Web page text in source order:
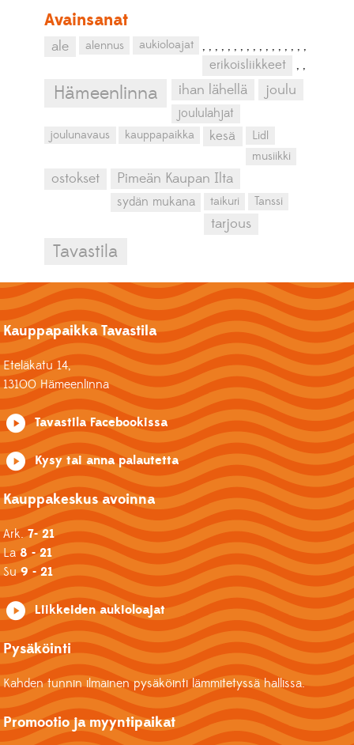
Avainsanat
ale ,
alennus ,
aukioloajat ,
erikoisliikkeet
,
Hämeenlinna
,
ihan lähellä
,
joulu
,
joululahjat
,
joulunavaus
,
kauppapaikka
,
kesä
,
Lidl
,
musiikki
,
ostokset
,
Pimeän Kaupan Ilta
,
sydän mukana
,
taikuri
,
Tanssi
,
tarjous
,
Tavastila
Kauppapaikka Tavastila
Eteläkatu 14,
13100 Hämeenlinna
Tavastila Facebookissa
Kysy tai anna palautetta
Kauppakeskus avoinna
Ark.7- 21
La8 - 21
Su9 - 21
Liikkeiden aukioloajat
Pysäköinti
Kahden tunnin ilmainen pysäköinti lämmitetyssä hallissa.
Promootio ja myyntipaikat